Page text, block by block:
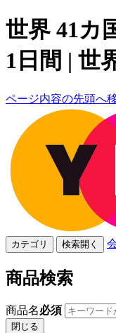
世界 41カ
1日間 | 世
ページ内容の先頭へ
カテゴリ 検索開く
商品検索
商品名必須
閉じる